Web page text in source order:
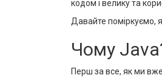
кодом і велику та
Давайте поміркуємо,
Чому
Перш за все, як ми вже